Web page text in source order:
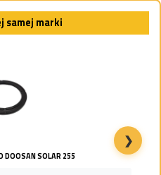
samej marki
DOOSAN SOLAR 255
❯